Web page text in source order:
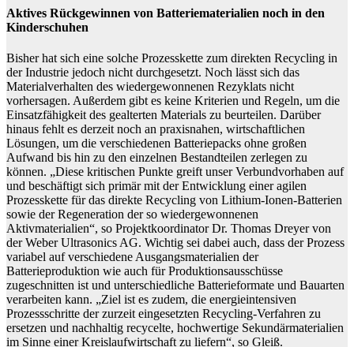
Aktives Rückgewinnen von Batteriematerialien noch in den
Kinderschuhen
Bisher hat sich eine solche Prozesskette zum direkten Recycling in
der Industrie jedoch nicht durchgesetzt. Noch lässt sich das
Materialverhalten des wiedergewonnenen Rezyklats nicht
vorhersagen. Außerdem gibt es keine Kriterien und Regeln, um die
Einsatzfähigkeit des gealterten Materials zu beurteilen. Darüber
hinaus fehlt es derzeit noch an praxisnahen, wirtschaftlichen
Lösungen, um die verschiedenen Batteriepacks ohne großen
Aufwand bis hin zu den einzelnen Bestandteilen zerlegen zu
können. „Diese kritischen Punkte greift unser Verbundvorhaben auf
und beschäftigt sich primär mit der Entwicklung einer agilen
Prozesskette für das direkte Recycling von Lithium-Ionen-Batterien
sowie der Regeneration der so wiedergewonnenen
Aktivmaterialien“, so Projektkoordinator Dr. Thomas Dreyer von
der Weber Ultrasonics AG. Wichtig sei dabei auch, dass der Prozess
variabel auf verschiedene Ausgangsmaterialien der
Batterieproduktion wie auch für Produktionsausschüsse
zugeschnitten ist und unterschiedliche Batterieformate und Bauarten
verarbeiten kann. „Ziel ist es zudem, die energieintensiven
Prozessschritte der zurzeit eingesetzten Recycling-Verfahren zu
ersetzen und nachhaltig recycelte, hochwertige Sekundärmaterialien
im Sinne einer Kreislaufwirtschaft zu liefern“, so Gleiß.